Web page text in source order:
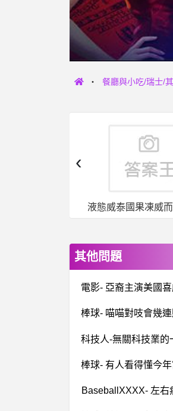
餐廳與小吃/瑞士/
液態威泰國果凍威
‹
其他問題
BaseballXXXX- 左右